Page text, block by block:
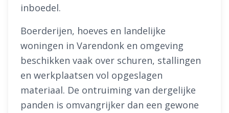
inboedel.
Boerderijen, hoeves en landelijke
woningen in Varendonk en omgeving
beschikken vaak over schuren, stallingen
en werkplaatsen vol opgeslagen
materiaal. De ontruiming van dergelijke
panden is omvangrijker dan een gewone